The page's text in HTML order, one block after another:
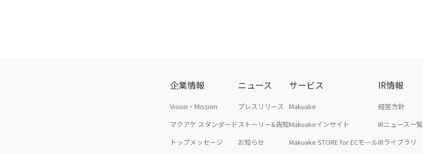
企業情報
Vision・Mission
マクアケ スタンダード
トップメッセージ
ニュース
プレスリリース
ストーリー&告知
お知らせ
サービス
Makuake
Makuakeインサイト
Makuake STORE for ECモール
IR情報
経営方針
IRニュース一覧
IRライブラリ